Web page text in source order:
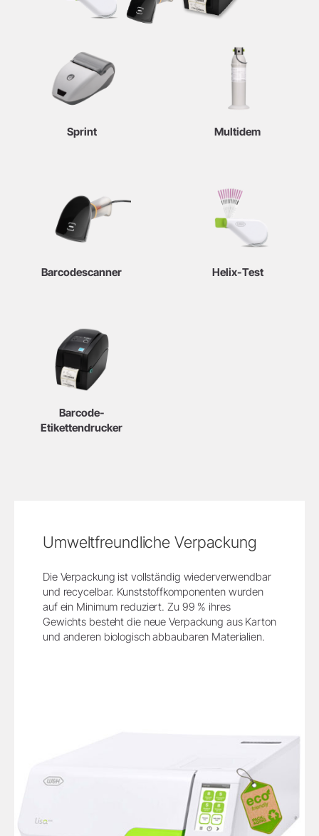
Sprint Multidem
Barcodescanner Helix-Test
Barcode-
Etikettendrucker
Umweltfreundliche Verpackung
Die Verpackung ist vollständig wiederverwendbar
und recycelbar. Kunststoffkomponenten wurden
auf ein Minimum reduziert. Zu 99 % ihres
Gewichts besteht die neue Verpackung aus Karton
und anderen biologisch abbaubaren Materialien.